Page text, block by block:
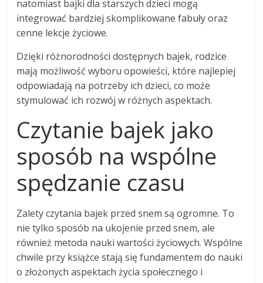
natomiast bajki dla starszych dzieci mogą
integrować bardziej skomplikowane fabuły oraz
cenne lekcje życiowe.
Dzięki różnorodności dostępnych bajek, rodzice
mają możliwość wyboru opowieści, które najlepiej
odpowiadają na potrzeby ich dzieci, co może
stymulować ich rozwój w różnych aspektach.
Czytanie bajek jako
sposób na wspólne
spędzanie czasu
Zalety czytania bajek przed snem są ogromne. To
nie tylko sposób na ukojenie przed snem, ale
również metoda nauki wartości życiowych. Wspólne
chwile przy książce stają się fundamentem do nauki
o złożonych aspektach życia społecznego i